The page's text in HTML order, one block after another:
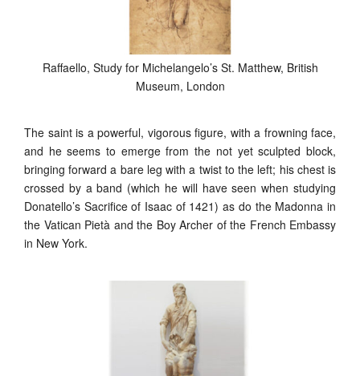
Raffaello, Study for Michelangelo’s St. Matthew, British
Museum, London
The saint is a powerful, vigorous figure, with a frowning face,
and he seems to emerge from the not yet sculpted block,
bringing forward a bare leg with a twist to the left; his chest is
crossed by a band (which he will have seen when studying
Donatello’s Sacrifice of Isaac of 1421) as do the Madonna in
the Vatican Pietà and the Boy Archer of the French Embassy
in New York.